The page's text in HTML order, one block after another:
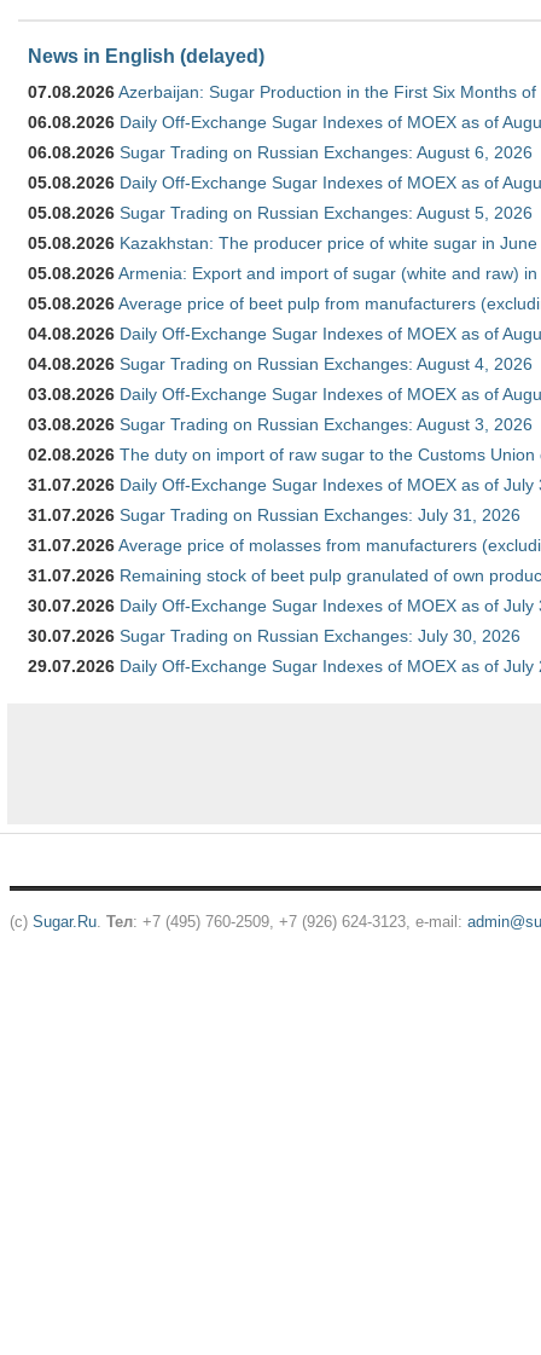
News in English (delayed)
07.08.2026Azerbaijan: Sugar Production in the First Six Months of
06.08.2026 Daily Off-Exchange Sugar Indexes of MOEX as of
06.08.2026 Sugar Trading on Russian Exchanges: August 6, 2026
05.08.2026 Daily Off-Exchange Sugar Indexes of MOEX as of
05.08.2026 Sugar Trading on Russian Exchanges: August 5, 2026
05.08.2026 Kazakhstan: The producer price of white sugar in
05.08.2026Armenia: Export and import of sugar (white and raw)
05.08.2026Average price of beet pulp from manufacturers
04.08.2026 Daily Off-Exchange Sugar Indexes of MOEX as of
04.08.2026 Sugar Trading on Russian Exchanges: August 4, 2026
03.08.2026 Daily Off-Exchange Sugar Indexes of MOEX as of
03.08.2026 Sugar Trading on Russian Exchanges: August 3, 2026
02.08.2026 The duty on import of raw sugar to the Customs
31.07.2026 Daily Off-Exchange Sugar Indexes of MOEX as of July
31.07.2026 Sugar Trading on Russian Exchanges: July 31, 2026
31.07.2026Average price of molasses from manufacturers
31.07.2026 Remaining stock of beet pulp granulated of own
30.07.2026 Daily Off-Exchange Sugar Indexes of MOEX as of July
30.07.2026 Sugar Trading on Russian Exchanges: July 30, 2026
29.07.2026 Daily Off-Exchange Sugar Indexes of MOEX as of July
(c) Sugar.Ru. Тел: +7 (495) 760-2509, +7 (926) 624-3123, e-mail: